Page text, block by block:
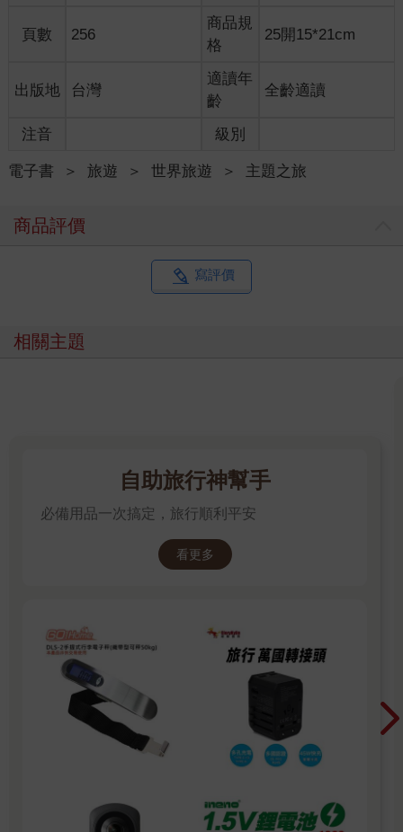
頁數 256
商品規
格
25開15*21cm
出版地 台灣
適讀年
齡
全齡適讀
注音 級別
電子書 ＞ 旅遊 ＞ 世界旅遊 ＞ 主題之旅
商品評價
寫評價
相關主題
自助旅行神幫手
必備用品一次搞定，旅行順利平安
看更多